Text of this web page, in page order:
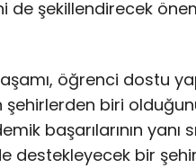
de şekillendirecek
öğrenci dostu
şehirlerden biri
başarılarının yanı
destekleyecek bir